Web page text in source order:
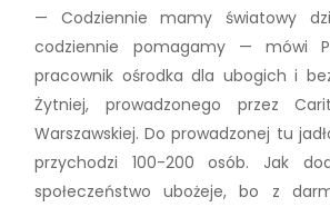
— Codziennie mamy światowy
codziennie pomagamy — mówi
pracownik ośrodka dla ubogich i
Żytniej, prowadzonego przez
Warszawskiej. Do prowadzonej tu
przychodzi 100-200 osób. Jak
społeczeństwo ubożeje, bo z